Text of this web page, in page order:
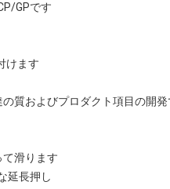
GPです
けます
質およびプロダクト項目の開発
滑ります
延長押し